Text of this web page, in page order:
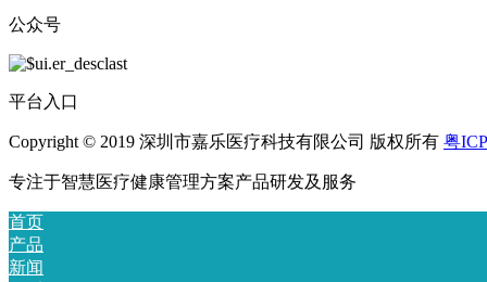
公众号
平台入口
Copyright © 2019 深圳市嘉乐医疗科技有限公司 版权所有 粤
专注于智慧医疗健康管理方案产品研发及服务
首页
产品
新闻